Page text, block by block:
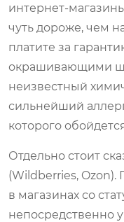
интернет-
чуть дороже, чем
платите за
окрашивающими
неизвестный
сильнейший
которого
Отдельно стоит
(Wildberries, Ozon).
в магазинах со
непосредственно